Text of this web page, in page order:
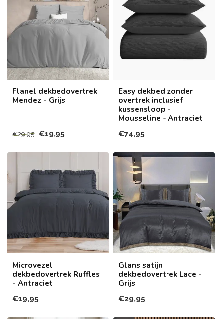
Flanel dekbedovertrek
Mendez - Grijs
€29,95 €19,95
Easy dekbed zonder
overtrek inclusief
kussensloop -
Mousseline - Antraciet
€74,95
Microvezel
dekbedovertrek Ruffles
- Antraciet
€19,95
Glans satijn
dekbedovertrek Lace -
Grijs
€29,95